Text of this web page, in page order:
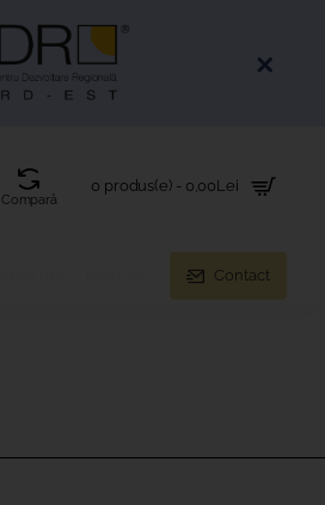
Compară
0 produs(e) - 0,00Lei
Contact